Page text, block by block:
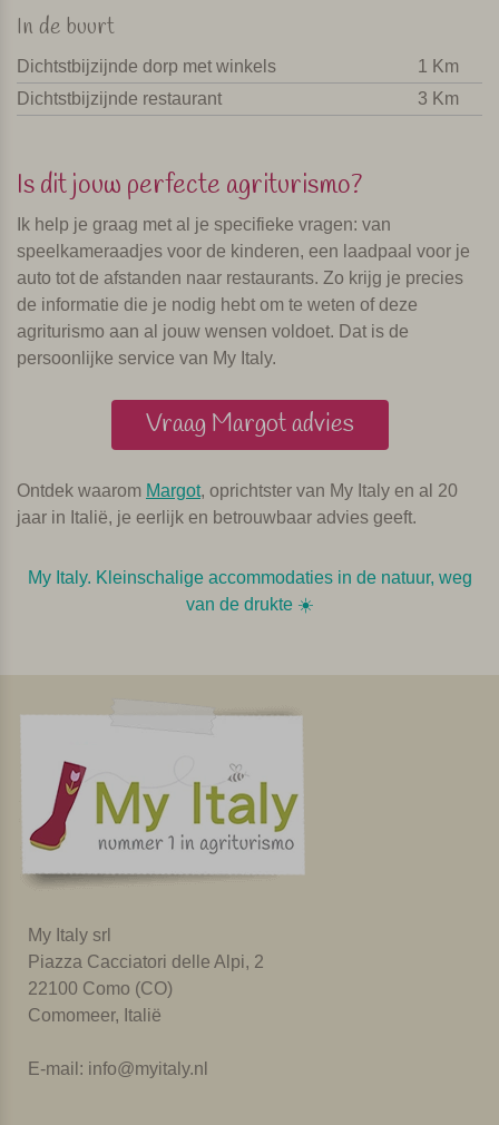
In de buurt
Dichtstbijzijnde dorp met winkels
1 Km
Dichtstbijzijnde restaurant
3 Km
Is dit jouw perfecte agriturismo?
Ik help je graag met al je specifieke vragen: van
speelkameraadjes voor de kinderen, een laadpaal voor je
auto tot de afstanden naar restaurants. Zo krijg je precies
de informatie die je nodig hebt om te weten of deze
agriturismo aan al jouw wensen voldoet. Dat is de
persoonlijke service van My Italy.
Vraag Margot advies
Ontdek waarom Margot, oprichtster van My Italy en al 20
jaar in Italië, je eerlijk en betrouwbaar advies geeft.
My Italy. Kleinschalige accommodaties in de natuur, weg
van de drukte ☀️️
My Italy srl
Piazza Cacciatori delle Alpi, 2
22100 Como (CO)
Comomeer, Italië
E-mail: info@myitaly.nl